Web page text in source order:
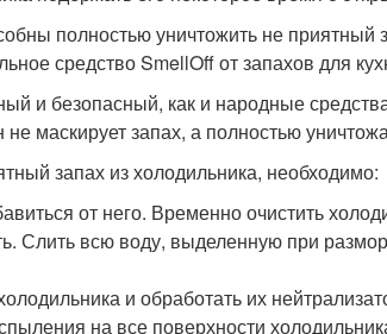
полностью уничтожить не приятный
средство SmellOff от запахов для
и безопасный, как и народные
маскирует запах, а полностью
запах из холодильника, необходимо:
от него. Временно очистить
Слить всю воду, выделенную при
и обработать их
на все поверхности